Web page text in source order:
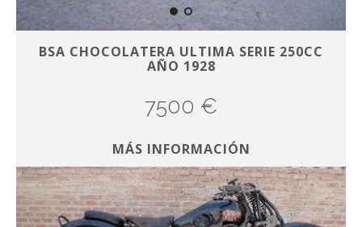
BSA CHOCOLATERA ULTIMA SERIE 250CC
AÑO 1928
7500 €
MÁS INFORMACIÓN